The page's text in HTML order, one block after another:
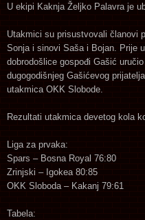
U ekipi Kaknja Željko Palavra je
Utakmici su prisustvovali članovi
Sonja i sinovi Saša i Bojan. Prije
dobrodošlice gospođi Gašić
dugogodišnjeg Gašićevog
utakmica OKK Slobode.
Rezultati utakmica devetog kola
Liga za prvaka:
Spars – Bosna Royal 76:80
Zrinjski – Igokea 80:85
OKK Sloboda – Kakanj 79:61
Tabela: